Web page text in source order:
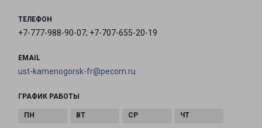
ТЕЛЕФОН
+7-777-988-90-07; +7-707-655-20-19
EMAIL
ust-kamenogorsk-fr@pecom.ru
ГРАФИК РАБОТЫ